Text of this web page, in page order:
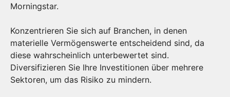
Morningstar.
Konzentrieren Sie sich auf Branchen, in denen
materielle Vermögenswerte entscheidend sind, da
diese wahrscheinlich unterbewertet sind.
Diversifizieren Sie Ihre Investitionen über mehrere
Sektoren, um das Risiko zu mindern.